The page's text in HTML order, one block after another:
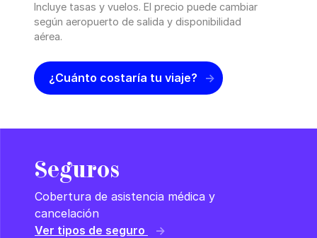
Incluye tasas y vuelos. El precio puede cambiar
según aeropuerto de salida y disponibilidad
aérea.
¿Cuánto costaría tu viaje?
Seguros
Cobertura de asistencia médica y
cancelación
Ver tipos de seguro